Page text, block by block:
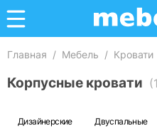
Главная / Мебель / Кровати
Корпусные кровати
Дизайнерские Двуспальные